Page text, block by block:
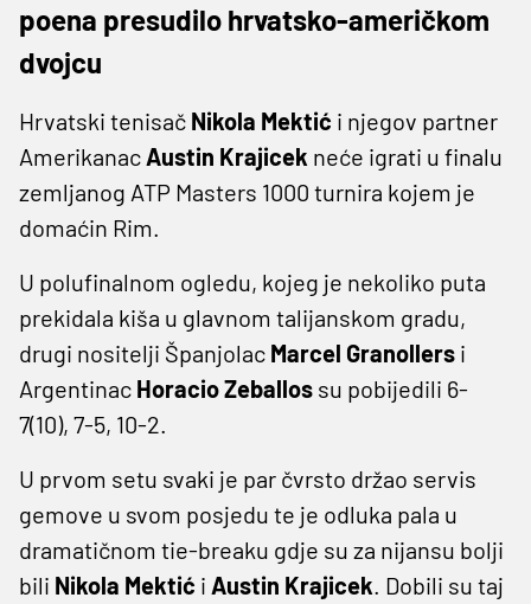
poena presudilo hrvatsko-američkom
dvojcu
Hrvatski tenisač Nikola Mektić i njegov partner
Amerikanac Austin Krajicek neće igrati u finalu
zemljanog ATP Masters 1000 turnira kojem je
domaćin Rim.
U polufinalnom ogledu, kojeg je nekoliko puta
prekidala kiša u glavnom talijanskom gradu,
drugi nositelji Španjolac Marcel Granollers i
Argentinac Horacio Zeballos su pobijedili 6-
7(10), 7-5, 10-2.
U prvom setu svaki je par čvrsto držao servis
gemove u svom posjedu te je odluka pala u
dramatičnom tie-breaku gdje su za nijansu bolji
bili Nikola Mektić i Austin Krajicek. Dobili su taj